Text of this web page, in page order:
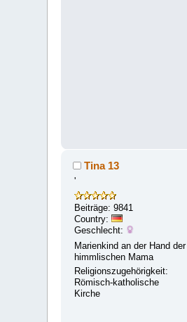
Tina 13
'
Beiträge: 9841
Country:
Geschlecht:
Marienkind an der Hand der
himmlischen Mama
Religionszugehörigkeit:
Römisch-katholische
Kirche